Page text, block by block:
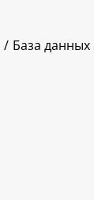
База